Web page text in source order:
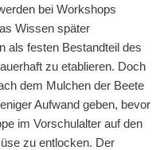
bei Workshops
Wissen später
als festen Bestandteil des
zu etablieren. Doch
dem Mulchen der Beete
Aufwand geben, bevor
im Vorschulalter auf den
zu entlocken. Der